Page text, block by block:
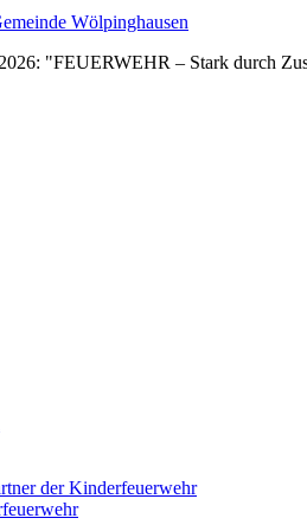
Wölpinghausen
"FEUERWEHR – Stark durch
der Kinderfeuerwehr